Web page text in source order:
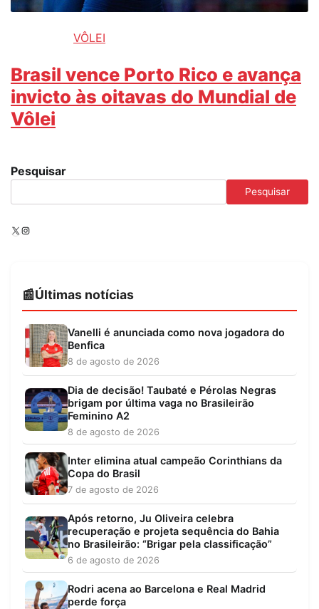
VÔLEI
Brasil vence Porto Rico e avança
invicto às oitavas do Mundial de
Vôlei
Pesquisar
Pesquisar
X Instagram
Últimas notícias
Vanelli é anunciada como nova jogadora do
Benfica
8 de agosto de 2026
Dia de decisão! Taubaté e Pérolas Negras
brigam por última vaga no Brasileirão
Feminino A2
8 de agosto de 2026
Inter elimina atual campeão Corinthians da
Copa do Brasil
7 de agosto de 2026
Após retorno, Ju Oliveira celebra
recuperação e projeta sequência do Bahia
no Brasileirão: “Brigar pela classificação”
6 de agosto de 2026
Rodri acena ao Barcelona e Real Madrid
perde força